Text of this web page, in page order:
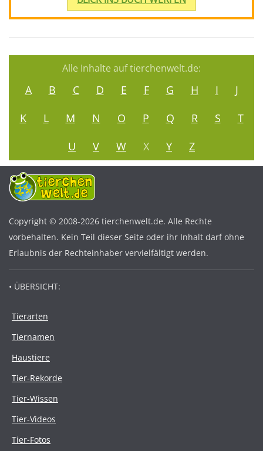
Alle Inhalte auf tierchenwelt.de:
A B C D E F G H I
J
K
L M N O P Q R S
T
U
V W X Y Z
Copyright © 2008-2026 tierchenwelt.de. Alle Rechte
vorbehalten. Kein Teil dieser Seite oder ihr Inhalt darf ohne
Erlaubnis der Rechteinhaber vervielfältigt werden.
• ÜBERSICHT:
Tierarten
Tiernamen
Haustiere
Tier-Rekorde
Tier-Wissen
Tier-Videos
Tier-Fotos